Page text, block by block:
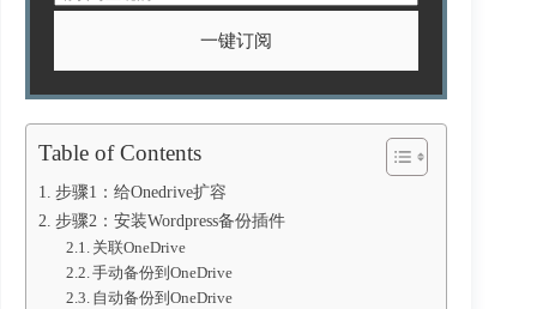
Table of Contents
步骤1：给Onedrive扩容
步骤2：安装Wordpress备份插件
关联OneDrive
手动备份到OneDrive
自动备份到OneDrive